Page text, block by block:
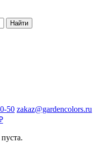
Найти
50 zakaz@gardencolors.ru